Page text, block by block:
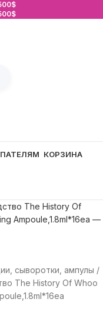
КОРЗИНА
сыворотки, ампулы
The History Of Whoo